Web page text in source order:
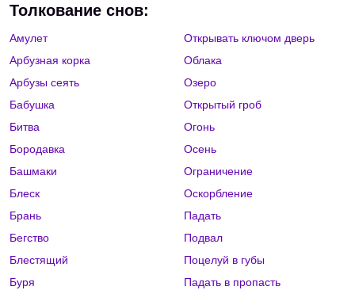
Толкование снов:
Амулет
Арбузная корка
Арбузы сеять
Бабушка
Битва
Бородавка
Башмаки
Блеск
Брань
Бегство
Блестящий
Буря
Открывать ключом дверь
Облака
Озеро
Открытый гроб
Огонь
Осень
Ограничение
Оскорбление
Падать
Подвал
Поцелуй в губы
Падать в пропасть